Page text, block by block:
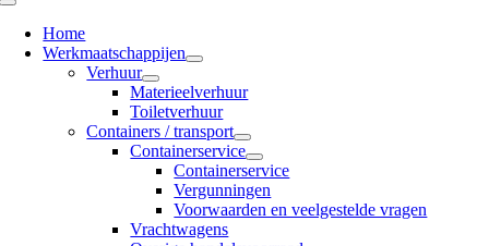
Toggle
NavigationHome
Werkmaatschappijen
Verhuur
Materieelverhuur
Toiletverhuur
Containers / transport
Containerservice
Containerservice
Vergunningen
Voorwaarden en veelgestelde vragen
Vrachtwagens